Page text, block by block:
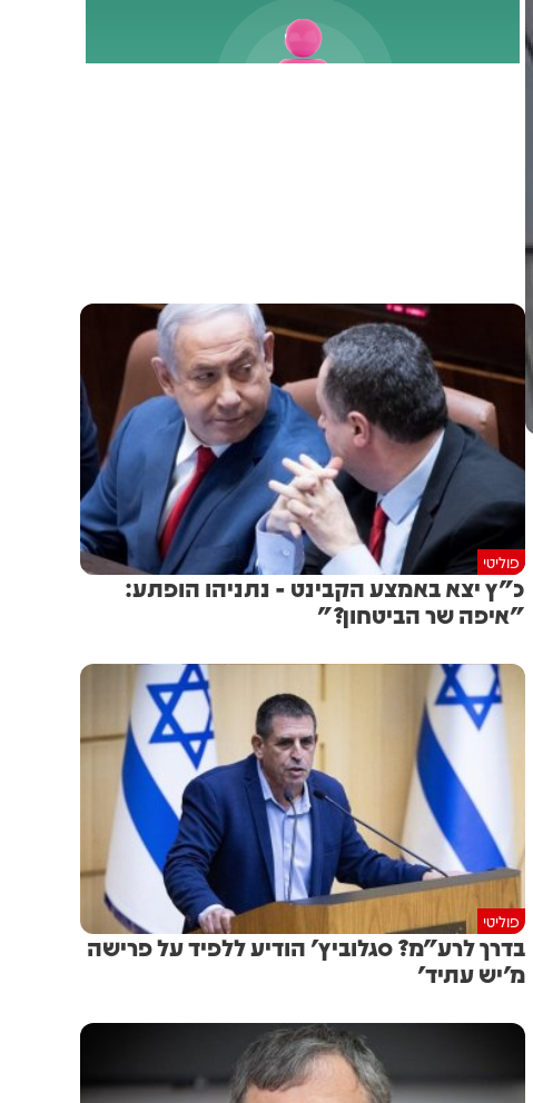
פוליטי
כ"ץ יצא באמצע הקבינט - נתניהו הופתע:
"איפה שר הביטחון?"
פוליטי
בדרך לרע"מ? סגלוביץ' הודיע ללפיד על פרישה
מ'יש עתיד'